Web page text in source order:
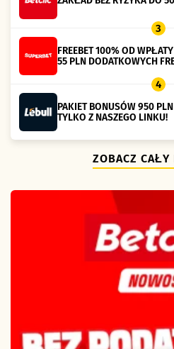
3
FREEBET 100% OD
55 PLN DODATKOWYCH
4
PAKIET BONUSÓW 950
TYLKO Z NASZEGO LINKU!
ZOBACZ CAŁY